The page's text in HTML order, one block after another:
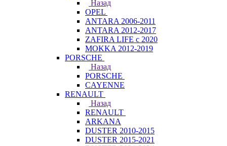
Назад
OPEL
ANTARA 2006-2011
ANTARA 2012-2017
ZAFIRA LIFE с 2020
MOKKA 2012-2019
PORSCHE
Назад
PORSCHE
CAYENNE
RENAULT
Назад
RENAULT
ARKANA
DUSTER 2010-2015
DUSTER 2015-2021